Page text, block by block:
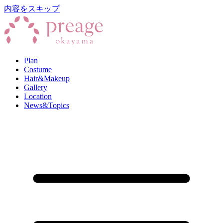
内容をスキップ
Plan
Costume
Hair&Makeup
Gallery
Location
News&Topics